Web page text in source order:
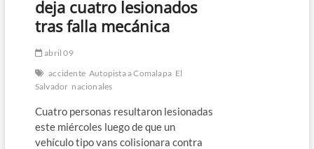
deja cuatro lesionados
tras falla mecánica
abril 09
accidente Autopista a Comalapa El
Salvador nacionales
Cuatro personas resultaron lesionadas
este miércoles luego de que un
vehículo tipo vans colisionara contra